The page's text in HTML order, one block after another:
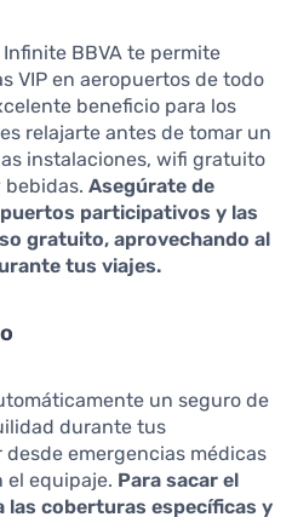
BBVA te permite
VIP en aeropuertos de todo
beneficio para los
relajarte antes de tomar un
instalaciones, wifi gratuito
bebidas. Asegúrate de
participativos y las
gratuito, aprovechando al
tus viajes.
un seguro de
durante tus
emergencias médicas
el equipaje. Para sacar el
las coberturas específicas y